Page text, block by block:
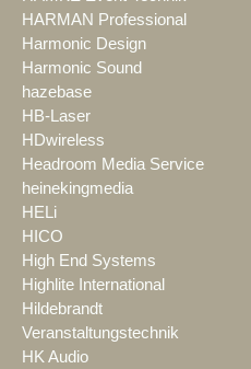
HARMAN Professional
Harmonic Design
Harmonic Sound
hazebase
HB-Laser
HDwireless
Headroom Media Service
heinekingmedia
HELi
HICO
High End Systems
Highlite International
Hildebrandt
Veranstaltungstechnik
HK Audio